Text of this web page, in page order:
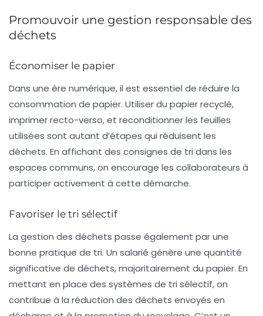
Promouvoir une gestion responsable des
déchets
Économiser le papier
Dans une ère numérique, il est essentiel de réduire la
consommation de papier. Utiliser du papier recyclé,
imprimer recto-verso, et reconditionner les feuilles
utilisées sont autant d’étapes qui réduisent les
déchets. En affichant des consignes de tri dans les
espaces communs, on encourage les collaborateurs à
participer activement à cette démarche.
Favoriser le tri sélectif
La gestion des déchets passe également par une
bonne pratique de tri. Un salarié génère une quantité
significative de déchets, majoritairement du papier. En
mettant en place des systèmes de tri sélectif, on
contribue à la réduction des déchets envoyés en